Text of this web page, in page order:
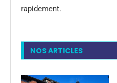
rapidement.
NOS ARTICLES